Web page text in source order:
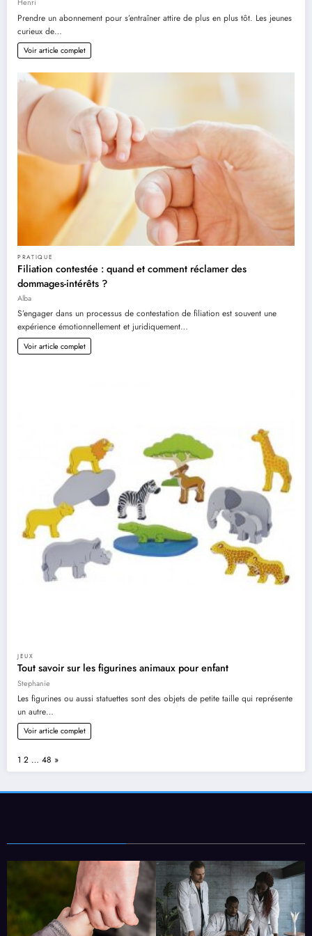
Prendre un abonnement pour s’entraîner attire de plus en plus tôt. Les jeunes
curieux de…
Voir article complet
PRATIQUE
Filiation contestée : quand et comment réclamer des
dommages-intérêts ?
Alba
S’engager dans un processus de contestation de filiation est souvent une
expérience émotionnellement et juridiquement…
Voir article complet
JEUX
Tout savoir sur les figurines animaux pour enfant
Stephanie
Les figurines ou aussi statuettes sont des objets de petite taille qui représente
un autre…
Voir article complet
Page:
1 2 … 48 Next
»